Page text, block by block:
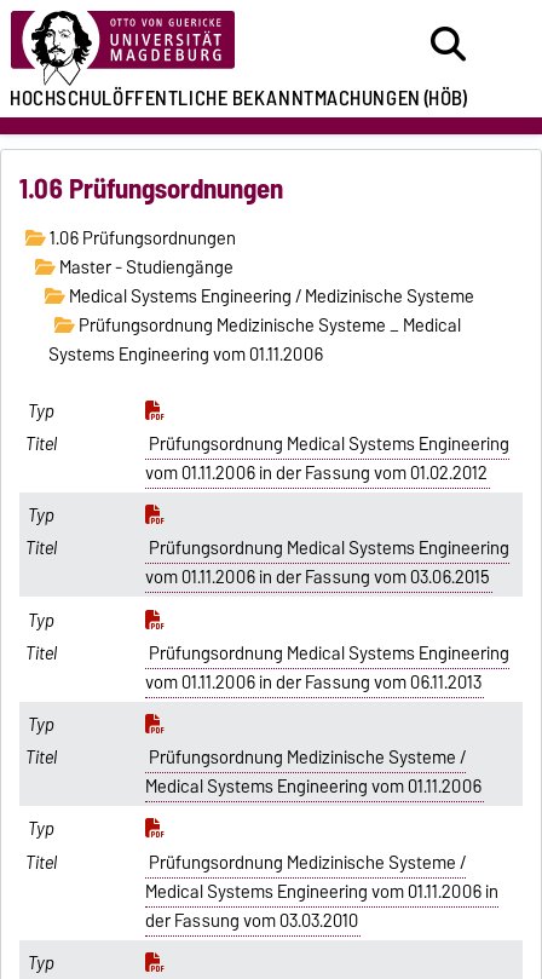
HOCHSCHULÖFFENTLICHEBEKANNTMACHUNGEN(HÖB)
1.06 Prüfungsordnungen
1.06 Prüfungsordnungen
Master - Studiengänge
Medical Systems Engineering / Medizinische Systeme
Prüfungsordnung Medizinische Systeme _ Medical
Systems Engineering vom 01.11.2006
Prüfungsordnung Medical Systems Engineering
vom 01.11.2006 in der Fassung vom 01.02.2012
Prüfungsordnung Medical Systems Engineering
vom 01.11.2006 in der Fassung vom 03.06.2015
Prüfungsordnung Medical Systems Engineering
vom 01.11.2006 in der Fassung vom 06.11.2013
Prüfungsordnung Medizinische Systeme /
Medical Systems Engineering vom 01.11.2006
Prüfungsordnung Medizinische Systeme /
Medical Systems Engineering vom 01.11.2006 in
der Fassung vom 03.03.2010